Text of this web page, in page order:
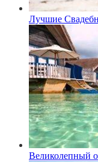
Лучшие
Великолепный